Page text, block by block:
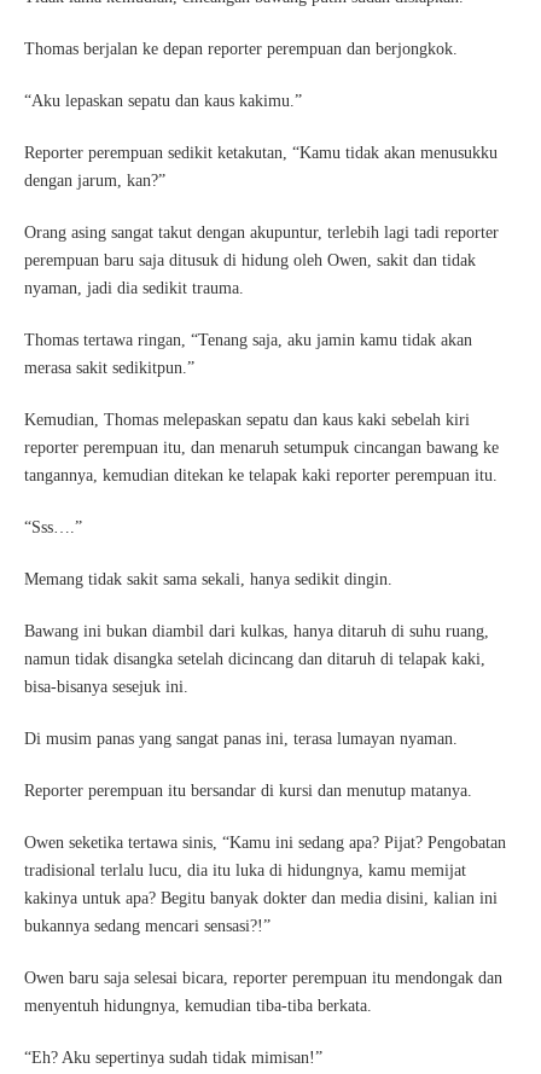
Thomas berjalan ke depan reporter perempuan dan berjongkok.
“Aku lepaskan sepatu dan kaus kakimu.”
Reporter perempuan sedikit ketakutan, “Kamu tidak akan menusukku
dengan jarum, kan?”
Orang asing sangat takut dengan akupuntur, terlebih lagi tadi reporter
perempuan baru saja ditusuk di hidung oleh Owen, sakit dan tidak
nyaman, jadi dia sedikit trauma.
Thomas tertawa ringan, “Tenang saja, aku jamin kamu tidak akan
merasa sakit sedikitpun.”
Kemudian, Thomas melepaskan sepatu dan kaus kaki sebelah kiri
reporter perempuan itu, dan menaruh setumpuk cincangan bawang ke
tangannya, kemudian ditekan ke telapak kaki reporter perempuan itu.
“Sss….”
Memang tidak sakit sama sekali, hanya sedikit dingin.
Bawang ini bukan diambil dari kulkas, hanya ditaruh di suhu ruang,
namun tidak disangka setelah dicincang dan ditaruh di telapak kaki,
bisa-bisanya sesejuk ini.
Di musim panas yang sangat panas ini, terasa lumayan nyaman.
Reporter perempuan itu bersandar di kursi dan menutup matanya.
Owen seketika tertawa sinis, “Kamu ini sedang apa? Pijat? Pengobatan
tradisional terlalu lucu, dia itu luka di hidungnya, kamu memijat
kakinya untuk apa? Begitu banyak dokter dan media disini, kalian ini
bukannya sedang mencari sensasi?!”
Owen baru saja selesai bicara, reporter perempuan itu mendongak dan
menyentuh hidungnya, kemudian tiba-tiba berkata.
“Eh? Aku sepertinya sudah tidak mimisan!”